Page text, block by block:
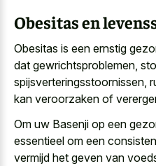
Obesitas en
Obesitas is een ernstig
dat gewrichtsproblemen,
spijsverteringsstoornissen,
kan veroorzaken of
Om uw Basenji op een
essentieel om een
vermijd het geven van